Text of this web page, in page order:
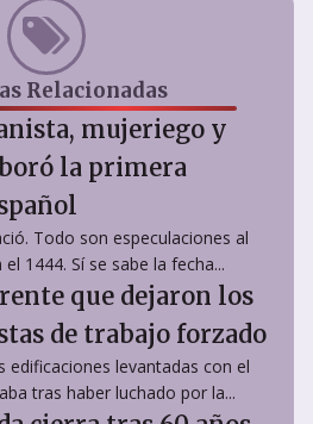
Relacionadas
mujeriego y
la primera
Todo son especulaciones al
1444. Sí se sabe la fecha...
que dejaron los
de trabajo forzado
edificaciones levantadas con el
tras haber luchado por la...